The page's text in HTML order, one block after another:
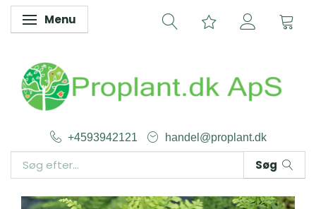
Skifte navigation
Menu
+4593942121 handel@proplant.dk
Søg